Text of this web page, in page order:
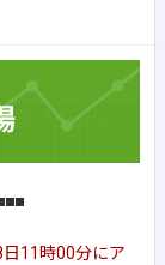
日11時00分にア